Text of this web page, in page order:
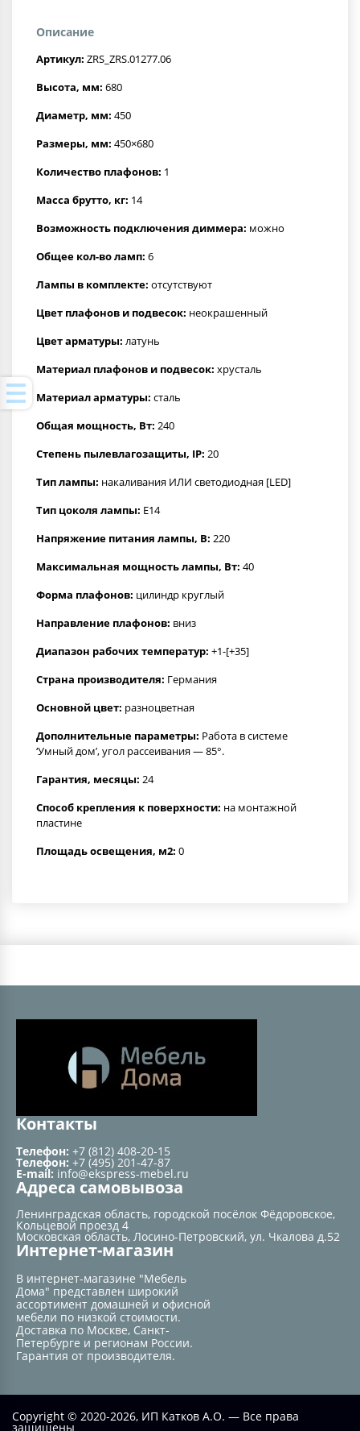
Описание
Артикул: ZRS_ZRS.01277.06
Высота, мм: 680
Диаметр, мм: 450
Размеры, мм: 450×680
Количество плафонов: 1
Масса брутто, кг: 14
Возможность подключения диммера: можно
Общее кол-во ламп: 6
Лампы в комплекте: отсутствуют
Цвет плафонов и подвесок: неокрашенный
Цвет арматуры: латунь
Материал плафонов и подвесок: хрусталь
Материал арматуры: сталь
Общая мощность, Вт: 240
Степень пылевлагозащиты, IP: 20
Тип лампы: накаливания ИЛИ светодиодная [LED]
Тип цоколя лампы: E14
Напряжение питания лампы, В: 220
Максимальная мощность лампы, Вт: 40
Форма плафонов: цилиндр круглый
Направление плафонов: вниз
Диапазон рабочих температур: +1-[+35]
Страна производителя: Германия
Основной цвет: разноцветная
Дополнительные параметры: Работа в системе
‘Умный дом’, угол рассеивания — 85°.
Гарантия, месяцы: 24
Способ крепления к поверхности: на монтажной
пластине
Площадь освещения, м2: 0
Контакты
Телефон: +7 (812) 408-20-15
Телефон: +7 (495) 201-47-87
E-mail: info@ekspress-mebel.ru
Адреса самовывоза
Ленинградская область, городской посёлок Фёдоровское,
Кольцевой проезд 4
Московская область, Лосино-Петровский, ул. Чкалова д.52
Интернет-магазин
В интернет-магазине "Мебель
Дома" представлен широкий
ассортимент домашней и офисной
мебели по низкой стоимости.
Доставка по Москве, Санкт-
Петербурге и регионам России.
Гарантия от производителя.
Copyright © 2020-2026, ИП Катков А.О. — Все права
защищены